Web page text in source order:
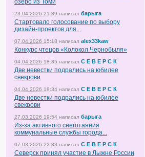
озеро из Томи
23.04.2026 21:39 написал барыга
Стартовало голосование по выбору
дизайн-проектов для...
07.04.2026 15:18 написал alex33kaw
Конкурс чтецов «Колокол Чернобыля»
04.04.2026 18:35 написал С Е В Е Р С К
Две невестки подрались на юбилее
свекрови
04.04.2026 18:34 написал С Е В Е Р С К
Две невестки подрались на юбилее
свекрови
27.03.2026 19:54 написал барыга
Из-за активного снеготаяния
коммунальные службы города...
07.03.2026 22:33 написал С Е В Е Р С К
Северск принял участие в Лыжне России